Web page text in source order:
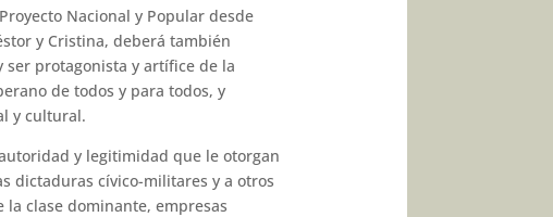
Nacional y Popular desde
y Cristina, deberá también
protagonista y artífice de la
de todos y para todos, y
y cultural.
y legitimidad que le otorgan
dictaduras cívico-militares y a otros
clase dominante, empresas